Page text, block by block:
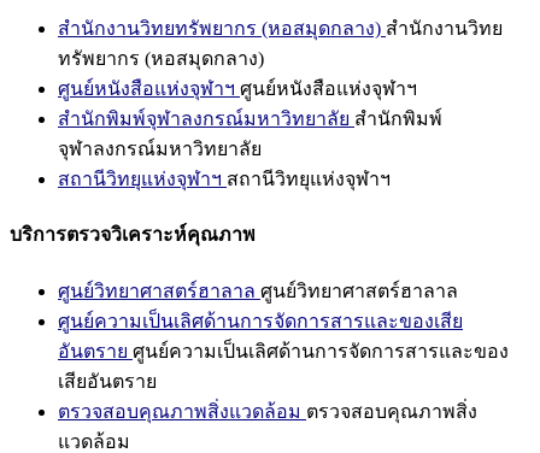
สำนักงานวิทยทรัพยากร (หอสมุดกลาง) สำนักงานวิทย
ทรัพยากร (หอสมุดกลาง)
ศูนย์หนังสือแห่งจุฬาฯ ศูนย์หนังสือแห่งจุฬาฯ
สำนักพิมพ์จุฬาลงกรณ์มหาวิทยาลัย สำนักพิมพ์
จุฬาลงกรณ์มหาวิทยาลัย
สถานีวิทยุแห่งจุฬาฯ สถานีวิทยุแห่งจุฬาฯ
บริการตรวจวิเคราะห์คุณภาพ
ศูนย์วิทยาศาสตร์ฮาลาล ศูนย์วิทยาศาสตร์ฮาลาล
ศูนย์ความเป็นเลิศด้านการจัดการสารและของเสีย
อันตราย ศูนย์ความเป็นเลิศด้านการจัดการสารและของ
เสียอันตราย
ตรวจสอบคุณภาพสิ่งแวดล้อม ตรวจสอบคุณภาพสิ่ง
แวดล้อม